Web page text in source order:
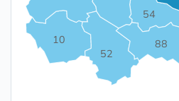
10
52
54
88